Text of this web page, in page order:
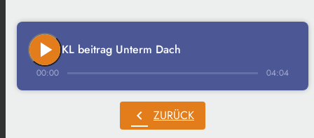
play_arrow KL beitrag Unterm Dach
00:00 04:04
chevron_left ZURÜCK